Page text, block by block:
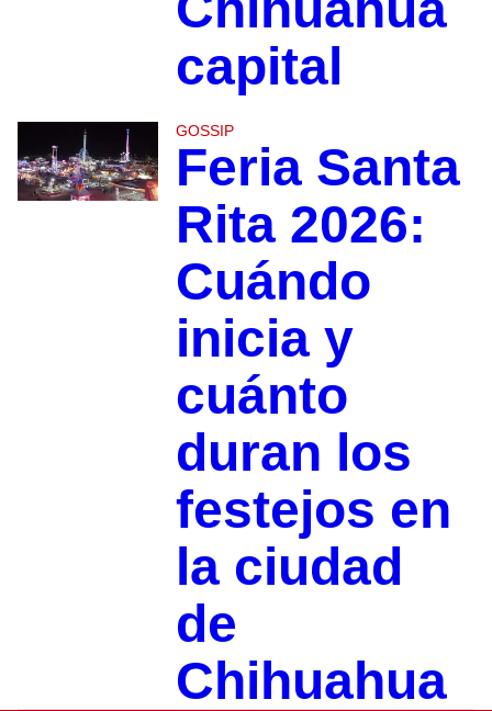
capital
GOSSIP
Feria Santa
Rita 2026:
Cuándo
inicia y
cuánto
duran los
festejos en
la ciudad
de
Chihuahua